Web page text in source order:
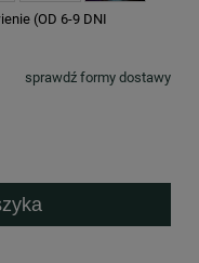
(OD 6-9 DNI
płatności
sprawdź formy dostawy